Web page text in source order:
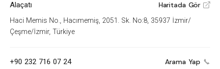
Alaçatı Haritada Gör V
Haci Memis No., Hacımemiş, 2051. Sk. No:8, 35937 İzmir/
Çeşme/İzmir, Türkiye
+90 232 716 07 24 Arama Yap